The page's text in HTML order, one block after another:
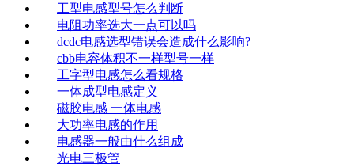
工型电感型号怎么判断
电阻功率选大一点可以吗
dcdc电感选型错误会造成什么影响?
cbb电容体积不一样型号一样
工字型电感怎么看规格
一体成型电感定义
磁胶电感 一体电感
大功率电感的作用
电感器一般由什么组成
光电三极管